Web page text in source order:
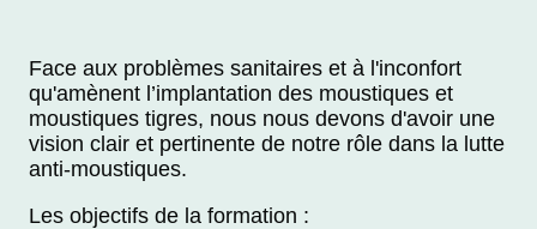
Face aux problèmes sanitaires et à l'inconfort
qu'amènent l’implantation des moustiques et
moustiques tigres, nous nous devons d'avoir une
vision clair et pertinente de notre rôle dans la lutte
anti-moustiques.
Les objectifs de la formation :